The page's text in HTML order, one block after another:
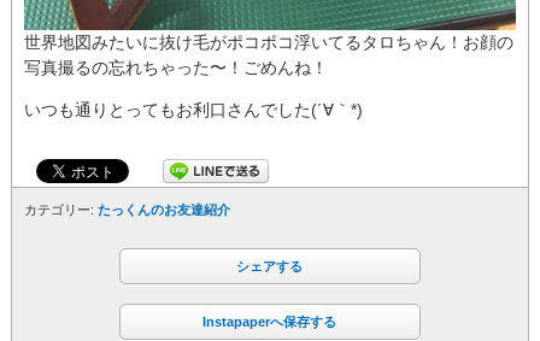
世界地図みたいに抜け毛がポコポコ浮いてるタロちゃん！お顔の
写真撮るの忘れちゃった〜！ごめんね！
いつも通りとってもお利口さんでした(´∀｀*)
カテゴリー: たっくんのお友達紹介
シェアする
Instapaperへ保存する